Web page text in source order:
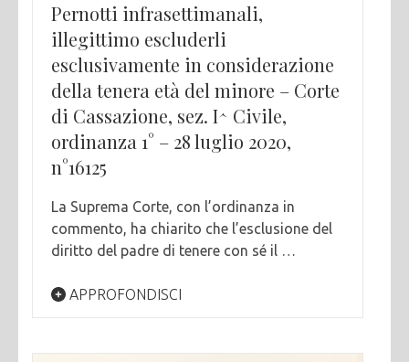
Pernotti infrasettimanali,
illegittimo escluderli
esclusivamente in considerazione
della tenera età del minore – Corte
di Cassazione, sez. I^ Civile,
ordinanza 1° – 28 luglio 2020,
n°16125
La Suprema Corte, con l’ordinanza in
commento, ha chiarito che l’esclusione del
diritto del padre di tenere con sé il …
APPROFONDISCI